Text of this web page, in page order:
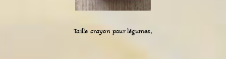
Taille crayon pour légumes,